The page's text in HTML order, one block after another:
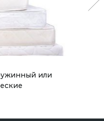
или